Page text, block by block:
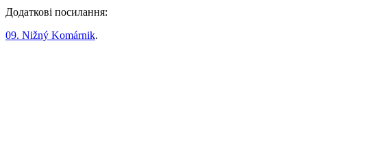
Додаткові посилання:
09. Nižný Komárnik.